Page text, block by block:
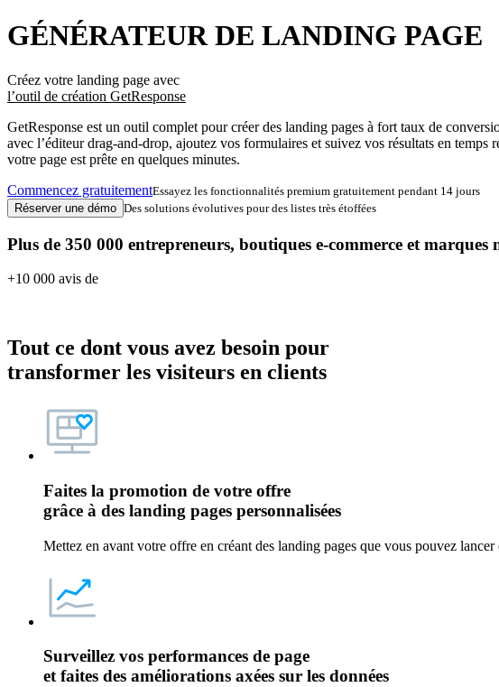
GÉNÉRATEUR DE LANDING PAGE
Créez votre landing page avec
l’outil de création GetResponse
GetResponse est un outil complet pour créer des landing pages à fort taux de
avec l’éditeur drag-and-drop, ajoutez vos formulaires et suivez vos résultats en
votre page est prête en quelques minutes.
Commencez gratuitementEssayez les fonctionnalités premium gratuitement pendant 14 jours
Réserver une démo Des solutions évolutives pour des listes très étoffées
Plus de 350 000 entrepreneurs, boutiques e-commerce et
+10 000 avis de
Tout ce dont vous avez besoin pour
transformer les visiteurs en clients
Faites la promotion de votre offre
grâce à des landing pages personnalisées
Mettez en avant votre offre en créant des landing pages que vous pouvez
Surveillez vos performances de page
et faites des améliorations axées sur les données